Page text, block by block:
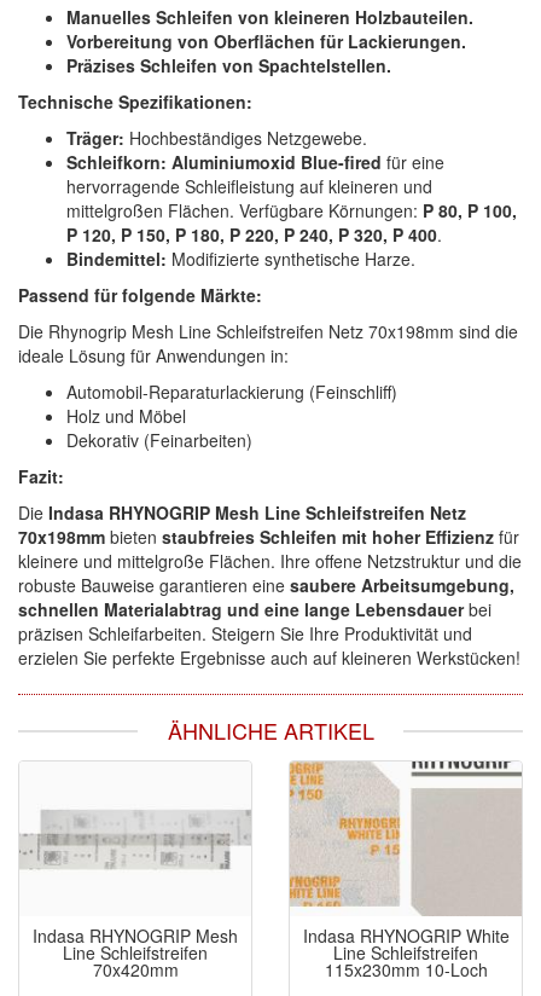
Manuelles Schleifen von kleineren Holzbauteilen.
Vorbereitung von Oberflächen für Lackierungen.
Präzises Schleifen von Spachtelstellen.
Technische Spezifikationen:
Träger: Hochbeständiges Netzgewebe.
Schleifkorn: Aluminiumoxid Blue-fired für eine
hervorragende Schleifleistung auf kleineren und
mittelgroßen Flächen. Verfügbare Körnungen: P 80, P 100,
P 120, P 150, P 180, P 220, P 240, P 320, P 400.
Bindemittel: Modifizierte synthetische Harze.
Passend für folgende Märkte:
Die Rhynogrip Mesh Line Schleifstreifen Netz 70x198mm sind die
ideale Lösung für Anwendungen in:
Automobil-Reparaturlackierung (Feinschliff)
Holz und Möbel
Dekorativ (Feinarbeiten)
Fazit:
Die Indasa RHYNOGRIP Mesh Line Schleifstreifen Netz
70x198mm bieten staubfreies Schleifen mit hoher Effizienz für
kleinere und mittelgroße Flächen. Ihre offene Netzstruktur und die
robuste Bauweise garantieren eine saubere Arbeitsumgebung,
schnellen Materialabtrag und eine lange Lebensdauerbei
präzisen Schleifarbeiten. Steigern Sie Ihre Produktivität und
erzielen Sie perfekte Ergebnisse auch auf kleineren Werkstücken!
ÄHNLICHE ARTIKEL
Indasa RHYNOGRIP Mesh
Line Schleifstreifen
70x420mm
Indasa RHYNOGRIP White
Line Schleifstreifen
115x230mm 10-Loch